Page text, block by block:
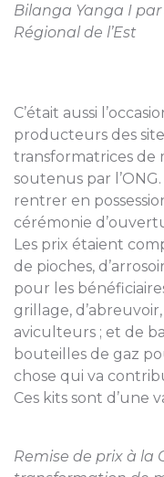
Bilanga Yanga I
Régional de l’Est
C’était aussi
producteurs des
transformatrices de
soutenus par
rentrer en
cérémonie
Les prix étaient
de pioches,
pour les
grillage,
aviculteurs ; et de
bouteilles de gaz
chose qui va
Ces kits sont d’une
Remise de prix à la